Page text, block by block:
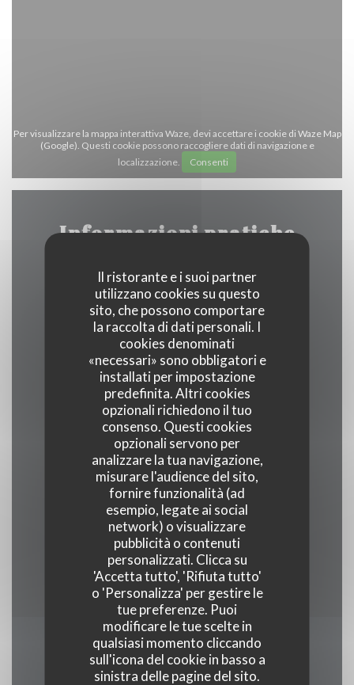
Il ristorante e i suoi partner
utilizzano cookies su questo
sito, che possono comportare
la raccolta di dati personali. I
cookies denominati
«necessari» sono obbligatori e
installati per impostazione
predefinita. Altri cookies
opzionali richiedono il tuo
consenso. Questi cookies
opzionali servono per
analizzare la tua navigazione,
misurare l'audience del sito,
fornire funzionalità (ad
esempio, legate ai social
network) o visualizzare
pubblicità o contenuti
personalizzati. Clicca su
'Accetta tutto', 'Rifiuta tutto'
o 'Personalizza' per gestire le
tue preferenze. Puoi
modificare le tue scelte in
qualsiasi momento cliccando
sull'icona del cookie in basso a
sinistra delle pagine del sito.
Per visualizzare la mappa interattiva Waze, devi accettare i cookie di Waze Map
(Google). Questi cookie possono raccogliere dati di navigazione e
localizzazione.
Consenti
Informazioni pratiche
Cucina
Carne e grill, Sudamericana, cocktail, Brasiliano
Tipologia
Ristorante sudamericano, Brazilian Restaurant
Servizi
Takeaways, Terrazzo, Connessione wifi
Metodo di pagamento
Apple Pay, Contactless Payment, Eurocard /
Mastercard, Titoli Restaurant, Contanti, Visa,
American Express, Bancomat
Orari